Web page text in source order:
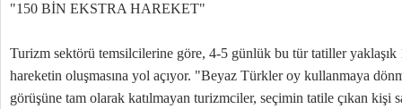
"150 BİN EKSTRA HAREKET"
Turizm sektörü temsilcilerine göre, 4-5 günlük bu tür tatiller
hareketin oluşmasına yol açıyor. "Beyaz Türkler oy kullanmaya
görüşüne tam olarak katılmayan turizmciler, seçimin tatile çıkan kişi